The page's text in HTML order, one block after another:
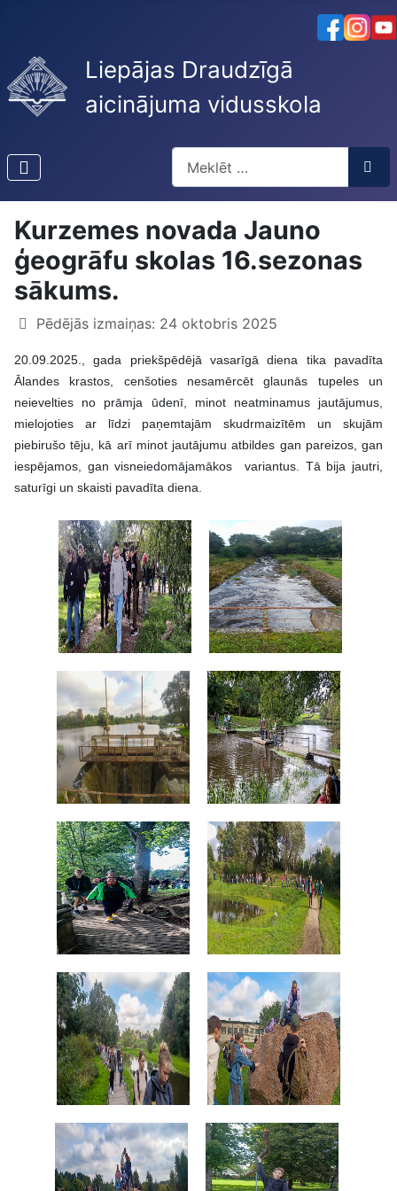
Liepājas Draudzīgā
aicinājuma vidusskola
Type 2 or more characters for
Kurzemes novada Jauno
ģeogrāfu skolas 16.sezonas
sākums.
Pēdējās izmaiņas: 24 oktobris 2025
20.09.2025., gada priekšpēdējā vasarīgā diena tika pavadīta
Ālandes krastos, cenšoties nesamērcēt glaunās tupeles un
neievelties no prāmja ūdenī, minot neatminamus jautājumus,
mielojoties ar līdzi paņemtajām skudrmaizītēm un skujām
piebirušo tēju, kā arī minot jautājumu atbildes gan pareizos, gan
iespējamos, gan visneiedomājamākos variantus. Tā bija jautri,
saturīgi un skaisti pavadīta diena.